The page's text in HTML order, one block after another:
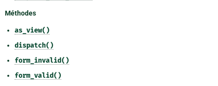
Méthodes
as_view()
dispatch()
form_invalid()
form_valid()